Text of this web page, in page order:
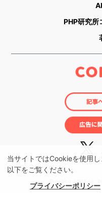
当サイトではCookieを使用
以下をご覧ください。
プライバシーポリシー
PHP研究所
© nobico（のびこ）